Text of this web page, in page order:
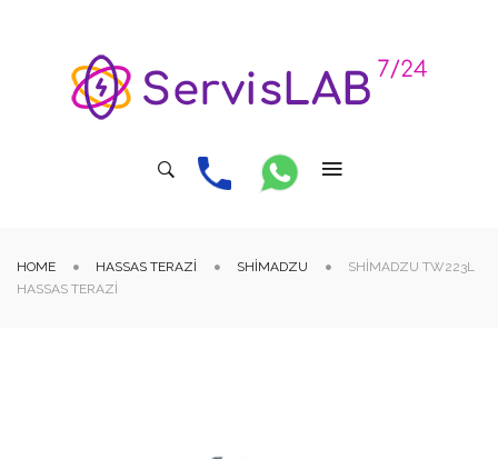
HOME HASSAS TERAZI SHIMADZU
SHIMADZU TW223L
HASSAS TERAZI